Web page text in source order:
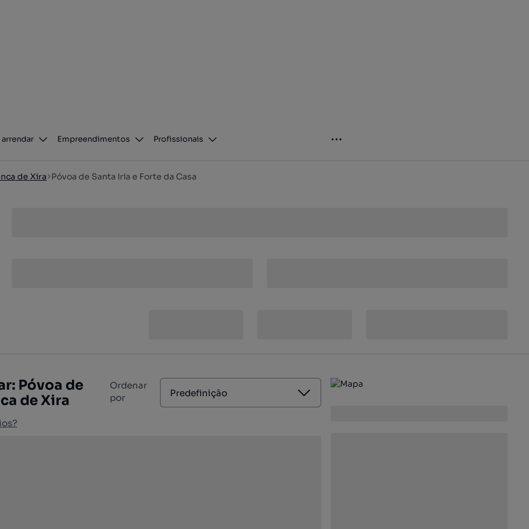
arrendar Empreendimentos Profissionais
de Xira Póvoa de Santa Iria e Forte da Casa
Póvoa de
de Xira
Ordenar
por
Predefinição